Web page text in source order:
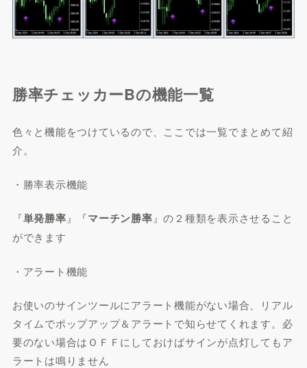
勝率チェッカーBの機能一覧
色々と機能をつけているので、ここでは一覧でまとめて紹
介。
・勝率表示機能
『単発勝率 』『マーチン勝率 』の２種類を表示させること
ができます
・アラート機能
お使いのサインツールにアラート機能がない場合、リアル
タイムでポップアップ＆アラートで知らせてくれます。必
要のない場合はＯＦＦにしておけばサインが点灯してもア
ラートは鳴りません